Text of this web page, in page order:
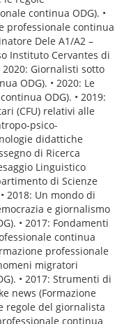
continua ODG). •
professionale continua
Dele A1/A2 –
Instituto Cervantes di
2020: Giornalisti sotto
ODG). • 2020: Le
ODG). • 2019:
(CFU) relativi alle
psico-
didattiche
di Ricerca
Linguistico
di Scienze
2018: Un mondo di
e giornalismo
• 2017: Fondamenti
continua
professionale
migratori
• 2017: Strumenti di
news (Formazione
regole del giornalista
continua